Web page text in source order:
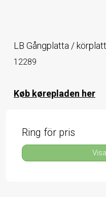
LB Gångplatta /
12289
Køb kørepladen her
Ring för pris